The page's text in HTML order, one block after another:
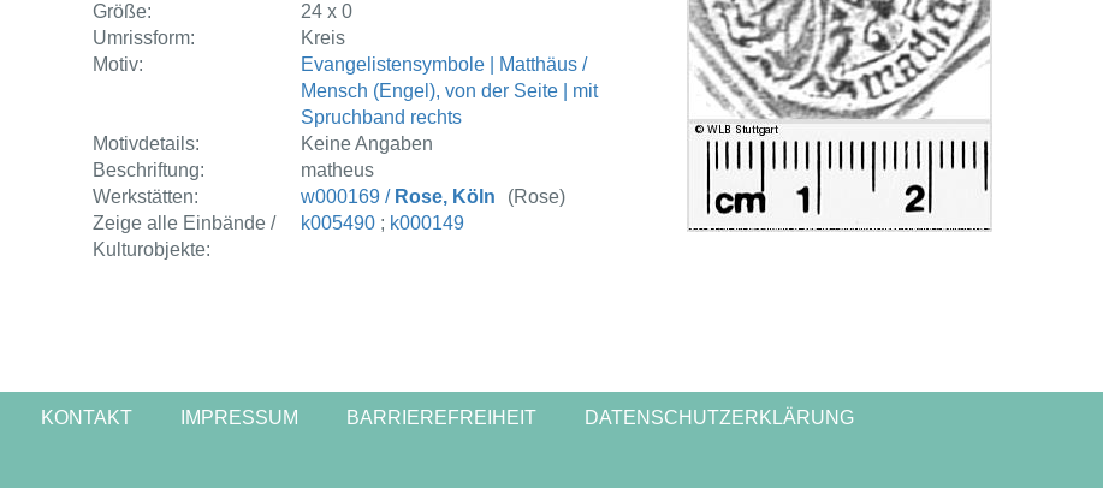
Größe:
24 x 0
Umrissform:
Kreis
Motiv:
Evangelistensymbole | Matthäus /
Mensch (Engel), von der Seite | mit
Spruchband rechts
Motivdetails:
Keine Angaben
Beschriftung:
matheus
Werkstätten:
w000169 / Rose, Köln
(Rose)
Zeige alle Einbände /
Kulturobjekte:
k005490; k000149
KONTAKT IMPRESSUM BARRIEREFREIHEIT DATENSCHUTZERKLÄRUNG